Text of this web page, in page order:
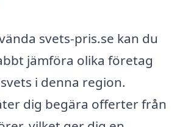
svets-pris.se kan du
jämföra olika företag
i denna region.
dig begära offerter från